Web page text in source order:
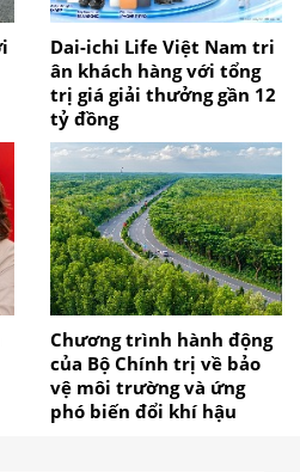
Dai-ichi Life Việt Nam tri
ân khách hàng với tổng
trị giá giải thưởng gần 12
tỷ đồng
Chương trình hành động
của Bộ Chính trị về bảo
vệ môi trường và ứng
phó biến đổi khí hậu